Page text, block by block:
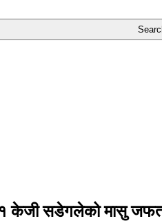
केजी सडेगलेको मासु जफत